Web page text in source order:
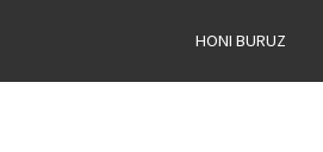
HONI BURUZ